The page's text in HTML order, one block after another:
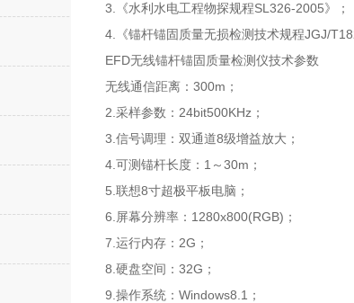
3. 《水利水电工程物探规程SL326-2005》；
4. 《锚杆锚固质量无损检测技术规程JGJ/
EFD无线锚杆锚固质量检测仪技术参数
无线通信距离： 300m ；
2. 采样参数： 24bit500KHz ；
3. 信号调理：双通道8级增益放大；
4. 可测锚杆长度： 1 ～ 30m ；
5. 联想8寸超极平板电脑；
6. 屏幕分辨率： 1280x800(RGB) ；
7. 运行内存： 2G ；
8. 硬盘空间： 32G ；
9. 操作系统： Windows8.1 ；